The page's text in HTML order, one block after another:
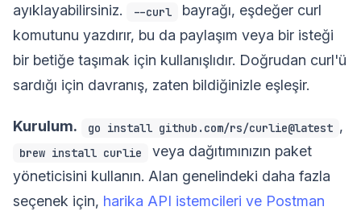
ayıklayabilirsiniz.
--curl
bayrağı, eşdeğer curl
komutunu yazdırır, bu da paylaşım veya bir isteği
bir betiğe taşımak için kullanışlıdır. Doğrudan curl'ü
sardığı için davranış, zaten bildiğinizle eşleşir.
Kurulum. go install github.com/rs/curlie@latest ,
brew install curlie
veya dağıtımınızın paket
yöneticisini kullanın. Alan genelindeki daha fazla
seçenek için, harika API istemcileri ve Postman